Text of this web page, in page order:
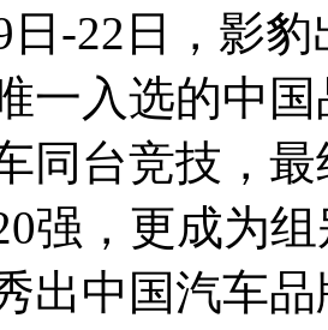
日-22日，影
一入选的中
同台竞技，
强，更成为
出中国汽车